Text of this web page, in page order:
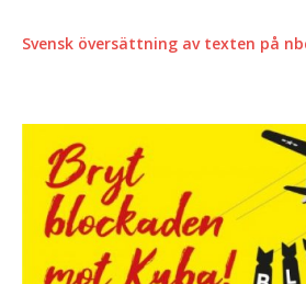
Svensk översättning av texten på